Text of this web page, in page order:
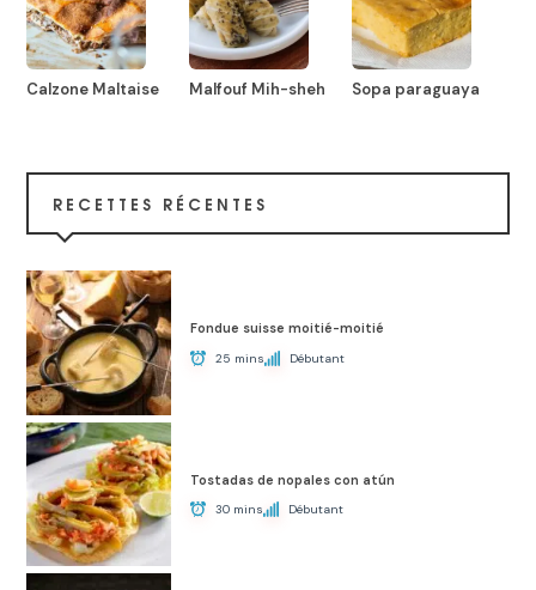
Calzone Maltaise Malfouf Mih-sheh Sopa paraguaya
RECETTES RÉCENTES
Fondue suisse moitié-moitié
25 mins Débutant
Tostadas de nopales con atún
30 mins Débutant